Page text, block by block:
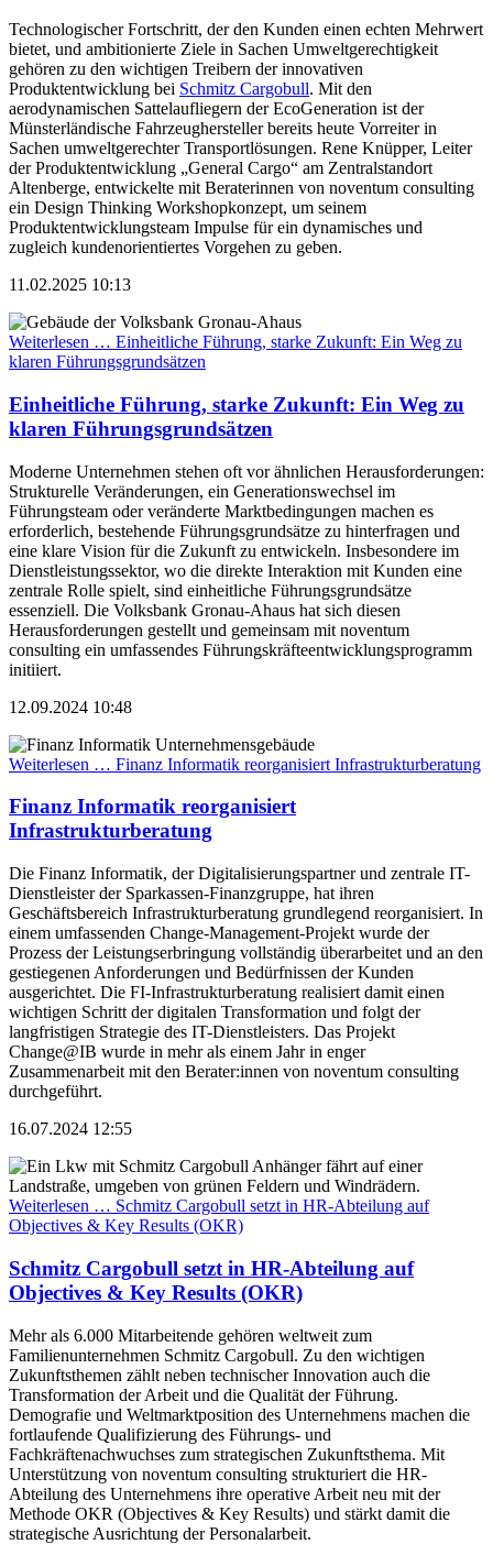
Technologischer Fortschritt, der den Kunden einen echten Mehrwert
bietet, und ambitionierte Ziele in Sachen Umweltgerechtigkeit
gehören zu den wichtigen Treibern der innovativen
Produktentwicklung bei Schmitz Cargobull. Mit den
aerodynamischen Sattelaufliegern der EcoGeneration ist der
Münsterländische Fahrzeughersteller bereits heute Vorreiter in
Sachen umweltgerechter Transportlösungen. Rene Knüpper, Leiter
der Produktentwicklung „General Cargo“ am Zentralstandort
Altenberge, entwickelte mit Beraterinnen von noventum consulting
ein Design Thinking Workshopkonzept, um seinem
Produktentwicklungsteam Impulse für ein dynamisches und
zugleich kundenorientiertes Vorgehen zu geben.
11.02.2025 10:13
Weiterlesen … Einheitliche Führung, starke Zukunft: Ein Weg zu
klaren Führungsgrundsätzen
Einheitliche Führung, starke Zukunft: Ein Weg zu
klaren Führungsgrundsätzen
Moderne Unternehmen stehen oft vor ähnlichen Herausforderungen:
Strukturelle Veränderungen, ein Generationswechsel im
Führungsteam oder veränderte Marktbedingungen machen es
erforderlich, bestehende Führungsgrundsätze zu hinterfragen und
eine klare Vision für die Zukunft zu entwickeln. Insbesondere im
Dienstleistungssektor, wo die direkte Interaktion mit Kunden eine
zentrale Rolle spielt, sind einheitliche Führungsgrundsätze
essenziell. Die Volksbank Gronau-Ahaus hat sich diesen
Herausforderungen gestellt und gemeinsam mit noventum
consulting ein umfassendes Führungskräfteentwicklungsprogramm
initiiert.
12.09.2024 10:48
Weiterlesen … Finanz Informatik reorganisiert Infrastrukturberatung
Finanz Informatik reorganisiert
Infrastrukturberatung
Die Finanz Informatik, der Digitalisierungspartner und zentrale IT-
Dienstleister der Sparkassen-Finanzgruppe, hat ihren
Geschäftsbereich Infrastrukturberatung grundlegend reorganisiert. In
einem umfassenden Change-Management-Projekt wurde der
Prozess der Leistungserbringung vollständig überarbeitet und an den
gestiegenen Anforderungen und Bedürfnissen der Kunden
ausgerichtet. Die FI-Infrastrukturberatung realisiert damit einen
wichtigen Schritt der digitalen Transformation und folgt der
langfristigen Strategie des IT-Dienstleisters. Das Projekt
Change@IB wurde in mehr als einem Jahr in enger
Zusammenarbeit mit den Berater:innen von noventum consulting
durchgeführt.
16.07.2024 12:55
Weiterlesen … Schmitz Cargobull setzt in HR-Abteilung auf
Objectives & Key Results (OKR)
Schmitz Cargobull setzt in HR-Abteilung auf
Objectives & Key Results (OKR)
Mehr als 6.000 Mitarbeitende gehören weltweit zum
Familienunternehmen Schmitz Cargobull. Zu den wichtigen
Zukunftsthemen zählt neben technischer Innovation auch die
Transformation der Arbeit und die Qualität der Führung.
Demografie und Weltmarktposition des Unternehmens machen die
fortlaufende Qualifizierung des Führungs- und
Fachkräftenachwuchses zum strategischen Zukunftsthema. Mit
Unterstützung von noventum consulting strukturiert die HR-
Abteilung des Unternehmens ihre operative Arbeit neu mit der
Methode OKR (Objectives & Key Results) und stärkt damit die
strategische Ausrichtung der Personalarbeit.